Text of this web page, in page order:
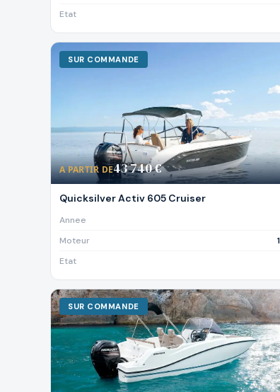
Etat
SUR COMMANDE
A PARTIR DE43 740 €
Quicksilver Activ 605 Cruiser
Annee
Moteur
Etat
SUR COMMANDE